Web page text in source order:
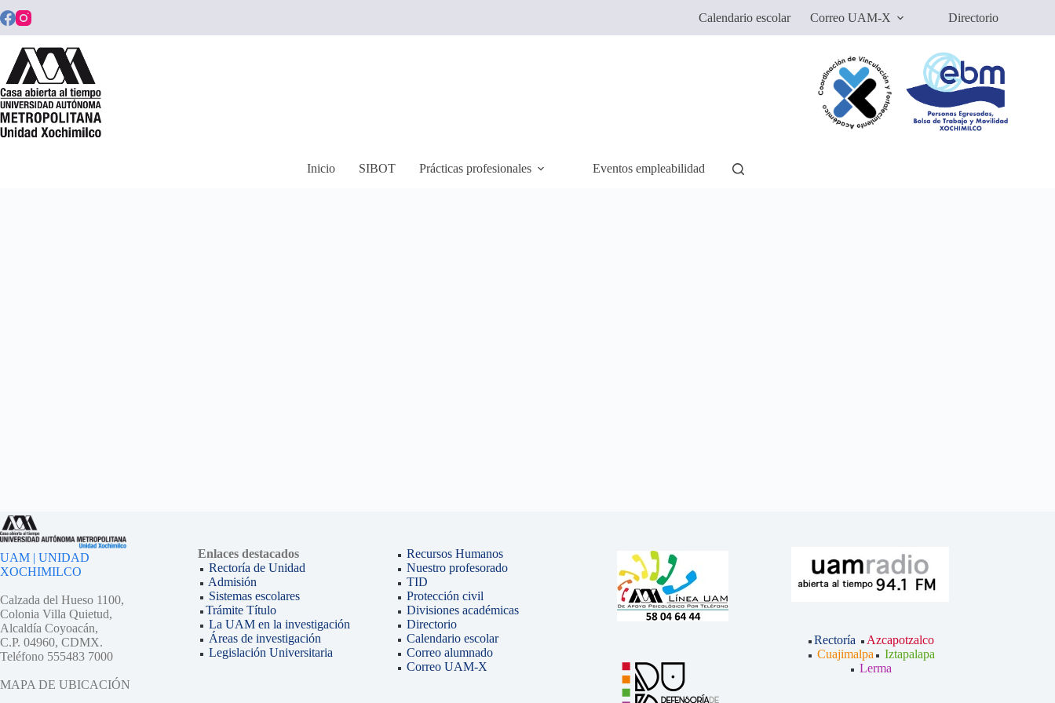
al
contenido
Calendario escolar Correo UAM-X Directorio
Inicio SIBOT Prácticas profesionales Eventos empleabilidad
UAM | UNIDAD
XOCHIMILCO
Calzada del Hueso 1100,
Colonia Villa Quietud,
Alcaldía Coyoacán,
C.P. 04960, CDMX.
Teléfono 555483 7000
MAPA DE UBICACIÓN
Enlaces destacados
Rectoría de Unidad
Admisión
Sistemas escolares
Trámite Título
La UAM en la investigación
Áreas de investigación
Legislación Universitaria
Recursos Humanos
Nuestro profesorado
TID
Protección civil
Divisiones académicas
Directorio
Calendario escolar
Correo alumnado
Correo UAM-X
Rectoría
Azcapotzalco
Cuajimalpa
Iztapalapa
Lerma